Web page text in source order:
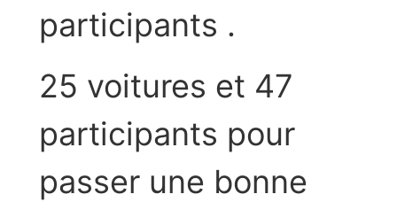
participants .
25 voitures et 47
participants pour
passer une bonne